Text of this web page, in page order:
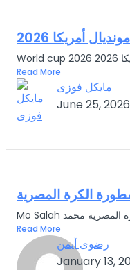
أمريكا 2026
Read More
مايكل فوزى
June 25, 2026
الكرة المصرية
Read More
رضوى أيمن
January 13,